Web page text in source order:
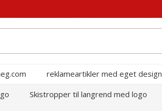
reklameartikler med eget design
Skistropper til langrend med logo